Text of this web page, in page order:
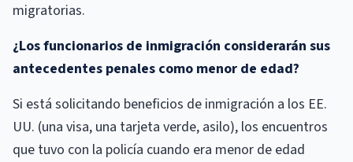
migratorias.
¿Los funcionarios de inmigración considerarán sus
antecedentes penales como menor de edad?
Si está solicitando beneficios de inmigración a los EE.
UU. (una visa, una tarjeta verde, asilo), los encuentros
que tuvo con la policía cuando era menor de edad